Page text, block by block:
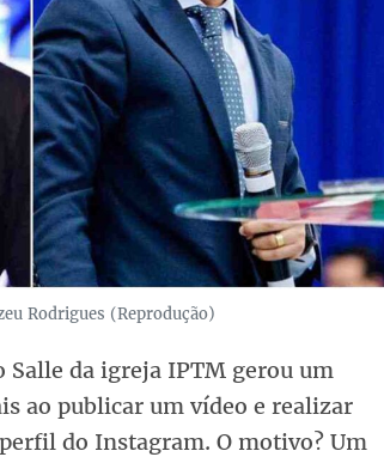
Rodrigues (Reprodução)
Salle da igreja IPTM gerou um
ao publicar um vídeo e realizar
do Instagram. O motivo? Um